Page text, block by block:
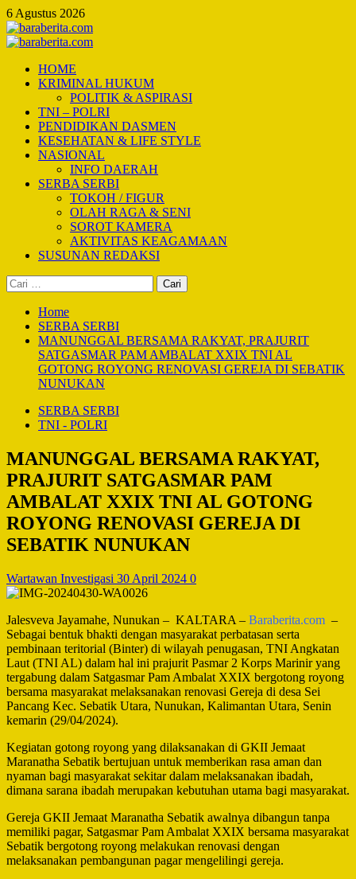
Skip
to
content
6 Agustus 2026
Primary
HOME
KRIMINAL HUKUM
POLITIK & ASPIRASI
TNI – POLRI
PENDIDIKAN DASMEN
KESEHATAN & LIFE STYLE
NASIONAL
INFO DAERAH
SERBA SERBI
TOKOH / FIGUR
OLAH RAGA & SENI
SOROT KAMERA
AKTIVITAS KEAGAMAAN
SUSUNAN REDAKSI
Cari
untuk:
Home
SERBA SERBI
MANUNGGAL BERSAMA RAKYAT, PRAJURIT
SATGASMAR PAM AMBALAT XXIX TNI AL
GOTONG ROYONG RENOVASI GEREJA DI SEBATIK
NUNUKAN
SERBA SERBI
TNI - POLRI
MANUNGGAL BERSAMA RAKYAT,
PRAJURIT SATGASMAR PAM
AMBALAT XXIX TNI AL GOTONG
ROYONG RENOVASI GEREJA DI
SEBATIK NUNUKAN
Wartawan Investigasi 30 April 2024 0
Jalesveva Jayamahe, Nunukan – KALTARA – Baraberita.com –
Sebagai bentuk bhakti dengan masyarakat perbatasan serta
pembinaan teritorial (Binter) di wilayah penugasan, TNI Angkatan
Laut (TNI AL) dalam hal ini prajurit Pasmar 2 Korps Marinir yang
tergabung dalam Satgasmar Pam Ambalat XXIX bergotong royong
bersama masyarakat melaksanakan renovasi Gereja di desa Sei
Pancang Kec. Sebatik Utara, Nunukan, Kalimantan Utara, Senin
kemarin (29/04/2024).
Kegiatan gotong royong yang dilaksanakan di GKII Jemaat
Maranatha Sebatik bertujuan untuk memberikan rasa aman dan
nyaman bagi masyarakat sekitar dalam melaksanakan ibadah,
dimana sarana ibadah merupakan kebutuhan utama bagi masyarakat.
Gereja GKII Jemaat Maranatha Sebatik awalnya dibangun tanpa
memiliki pagar, Satgasmar Pam Ambalat XXIX bersama masyarakat
Sebatik bergotong royong melakukan renovasi dengan
melaksanakan pembangunan pagar mengelilingi gereja.